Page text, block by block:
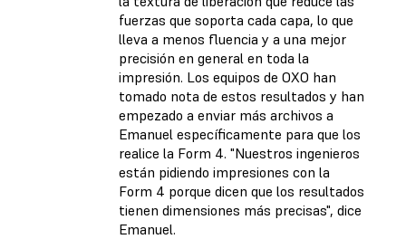
fuerzas que soporta cada capa, lo que
lleva a menos fluencia y a una mejor
precisión en general en toda la
impresión. Los equipos de OXO han
tomado nota de estos resultados y han
empezado a enviar más archivos a
Emanuel específicamente para que los
realice la Form 4. "Nuestros ingenieros
están pidiendo impresiones con la
Form 4 porque dicen que los resultados
tienen dimensiones más precisas", dice
Emanuel.